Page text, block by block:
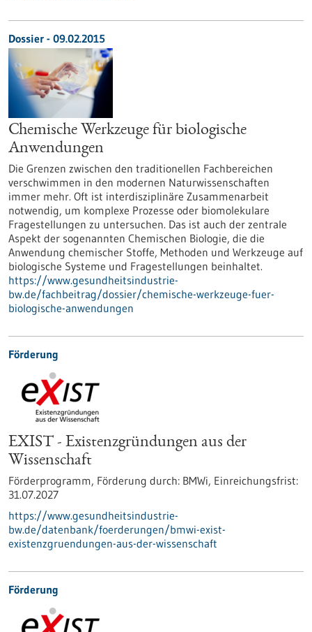
Dossier - 09.02.2015
Chemische Werkzeuge für biologische
Anwendungen
Die Grenzen zwischen den traditionellen Fachbereichen
verschwimmen in den modernen Naturwissenschaften
immer mehr. Oft ist interdisziplinäre Zusammenarbeit
notwendig, um komplexe Prozesse oder biomolekulare
Fragestellungen zu untersuchen. Das ist auch der zentrale
Aspekt der sogenannten Chemischen Biologie, die die
Anwendung chemischer Stoffe, Methoden und Werkzeuge auf
biologische Systeme und Fragestellungen beinhaltet.
https://www.gesundheitsindustrie-
bw.de/fachbeitrag/dossier/chemische-werkzeuge-fuer-
biologische-anwendungen
Förderung
EXIST - Existenzgründungen aus der
Wissenschaft
Förderprogramm, Förderung durch: BMWi, Einreichungsfrist:
31.07.2027
https://www.gesundheitsindustrie-
bw.de/datenbank/foerderungen/bmwi-exist-
existenzgruendungen-aus-der-wissenschaft
Förderung